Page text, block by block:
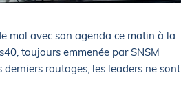
mal avec son agenda ce matin à la
toujours emmenée par SNSM
derniers routages, les leaders ne sont